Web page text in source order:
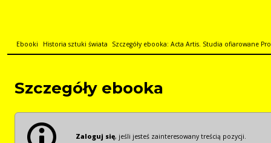
Ebooki Historia sztuki świata Szczegóły ebooka: Acta Artis. Studia ofiarowane
Szczegóły ebooka
Zaloguj się, jeśli jesteś zainteresowany treścią pozycji.